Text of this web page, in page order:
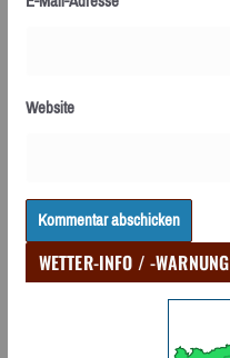
Website
WETTER-INFO / -WARNUNG